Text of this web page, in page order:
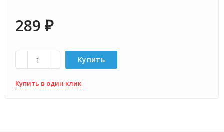
289 ₽
Купить
Купить в один клик